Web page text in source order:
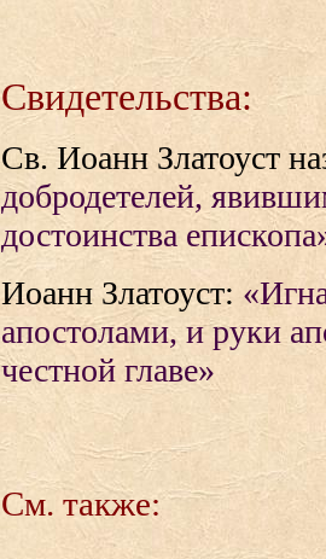
Свидетельства:
Св. Иоанн Златоуст
добродетелей,
достоинства
Иоанн Златоуст:
апостолами, и руки
честной главе»
См. также: